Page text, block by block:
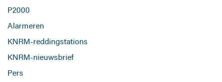
P2000
Alarmeren
KNRM-reddingstations
KNRM-nieuwsbrief
Pers